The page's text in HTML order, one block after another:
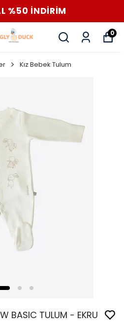
%50 İNDİRİM
0
Kız Bebek Tulum
BASIC TULUM - EKRU